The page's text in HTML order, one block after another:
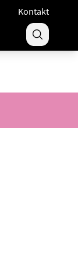
Kontakt